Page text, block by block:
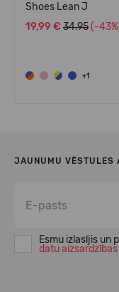
Shoes Lean J
19,99 € 34.95 (-
+1
JAUNUMU VĒSTULES
Esmu izlasījis un
datu